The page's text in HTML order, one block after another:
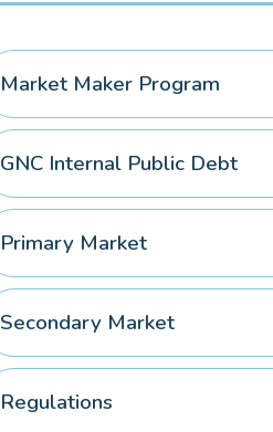
Market Maker Program
GNC Internal Public Debt
Primary Market
Secondary Market
Regulations